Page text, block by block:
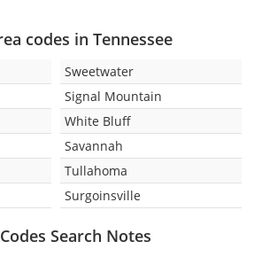
codes in Tennessee
Sweetwater
Signal Mountain
White Bluff
Savannah
Tullahoma
Surgoinsville
Search Notes